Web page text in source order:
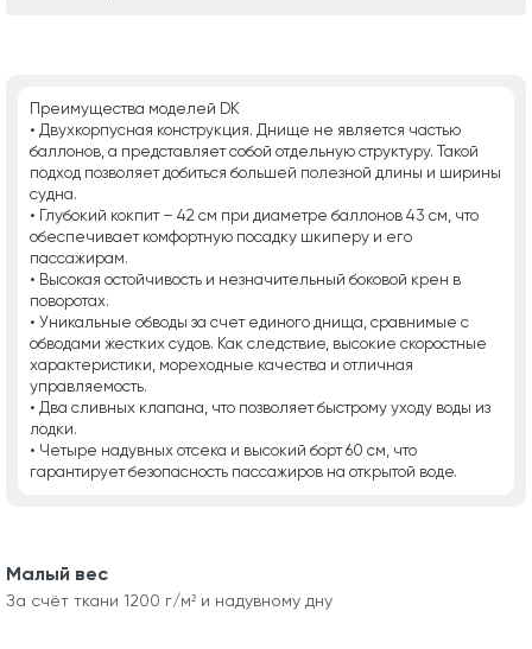
Преимущества моделей DK
• Двухкорпусная конструкция. Днище не является частью
баллонов, а представляет собой отдельную структуру. Такой
подход позволяет добиться большей полезной длины и ширины
судна.
• Глубокий кокпит – 42 см при диаметре баллонов 43 см, что
обеспечивает комфортную посадку шкиперу и его
пассажирам.
• Высокая остойчивость и незначительный боковой крен в
поворотах.
• Уникальные обводы за счет единого днища, сравнимые с
обводами жестких судов. Как следствие, высокие скоростные
характеристики, мореходные качества и отличная
управляемость.
• Два сливных клапана, что позволяет быстрому уходу воды из
лодки.
• Четыре надувных отсека и высокий борт 60 см, что
гарантирует безопасность пассажиров на открытой воде.
Малый вес
За счёт ткани 1200 г/м² и надувному дну